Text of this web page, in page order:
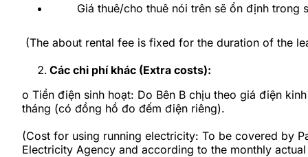
Giá thuê/cho thuê nói trên sẽ ổn định trong
(The about rental fee is fixed for the duration of the
Các chi phí khác (Extra costs):
o Tiền điện sinh hoạt: Do Bên B chịu theo giá điện
tháng (có đồng hồ đo đếm điện riêng).
(Cost for using running electricity: To be covered by
Electricity Agency and according to the monthly